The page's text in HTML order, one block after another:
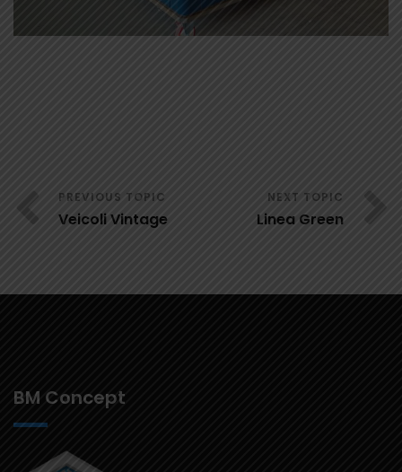
Veicoli Vintage Linea Green
BM Concept